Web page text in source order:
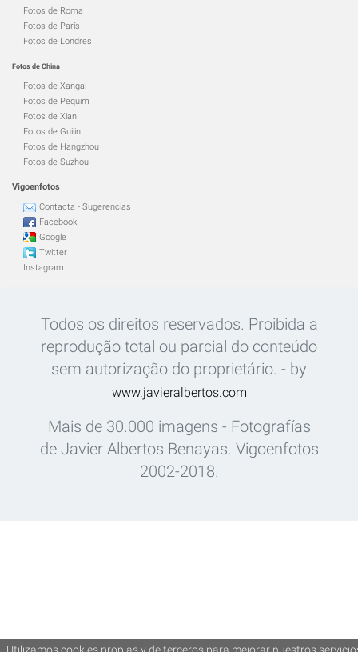
Fotos de Roma
Fotos de París
Fotos de Londres
Fotos de China
Fotos de Xangai
Fotos de Pequim
Fotos de Xian
Fotos de Guilin
Fotos de Hangzhou
Fotos de Suzhou
Vigoenfotos
Contacta - Sugerencias
Facebook
Google
Twitter
Instagram
Todos os direitos reservados. Proibida a
reprodução total ou parcial do conteúdo
sem autorização do proprietário. - by
www.javieralbertos.com
Mais de 30.000 imagens - Fotografías
de Javier Albertos Benayas. Vigoenfotos
2002-2018.